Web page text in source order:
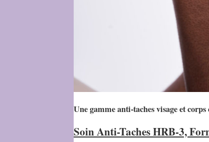
Une gamme anti-taches visage et
Soin Anti-Taches HRB-3,